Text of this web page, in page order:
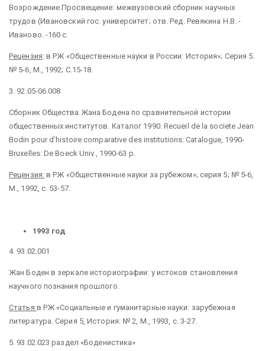
Возрождение.Просвещение: межвузовский сборник научных
трудов (Ивановский гос. университет; отв. Ред. Ревякина Н.В. -
Иваново. -160 с.
Рецензия: в РЖ «Общественные науки в России: История»; Серия 5.
№ 5-6, М., 1992; С.15-18.
3. 92.05-06.008
Сборник Общества Жана Бодена по сравнительной истории
общественных институтов. Каталог 1990. Recueil de la societe Jean
Bodin pour d’histoire comparative des institutions: Catalogue, 1990-
Bruxelles: De Boeck Univ., 1990-63 p.
Рецензия:в РЖ «Общественные науки за рубежом»; серия 5; № 5-6,
М., 1992, с. 53-57.
1993 год
4. 93.02.001
Жан Боден в зеркале историографии: у истоков становления
научного познания прошлого.
Статья в РЖ «Социальные и гуманитарные науки: зарубежная
литература. Серия 5, История: № 2, М., 1993, с. 3-27.
5. 93.02.023 раздел «Боденистика»